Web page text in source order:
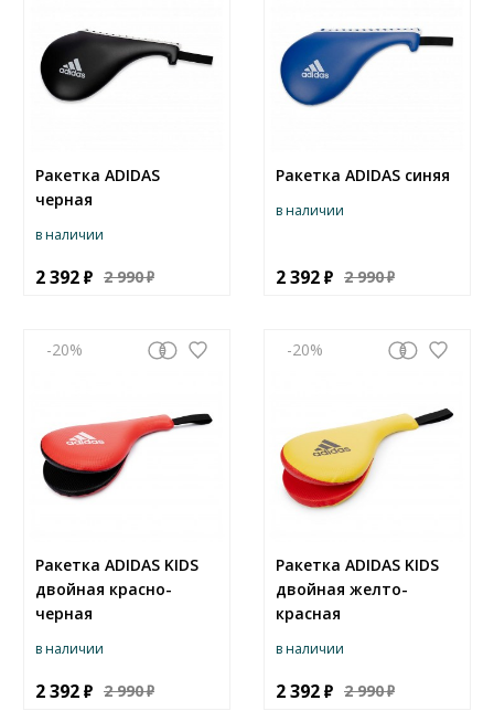
Ракетка ADIDAS
черная
в наличии
2 392 2 990
Ракетка ADIDAS синяя
в наличии
2 392 2 990
-20
Ракетка ADIDAS KIDS
двойная красно-
черная
в наличии
2 392 2 990
-20
Ракетка ADIDAS KIDS
двойная желто-
красная
в наличии
2 392 2 990